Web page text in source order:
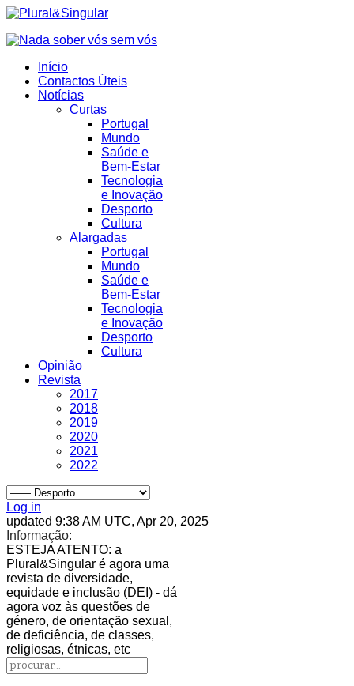
Início
Contactos Úteis
Notícias
Curtas
Portugal
Mundo
Saúde e
Bem-Estar
Tecnologia
e Inovação
Desporto
Cultura
Alargadas
Portugal
Mundo
Saúde e
Bem-Estar
Tecnologia
e Inovação
Desporto
Cultura
Opinião
Revista
2017
2018
2019
2020
2021
2022
Log in
updated 9:38 AM UTC, Apr 20, 2025
Informação:
ESTEJA ATENTO: a
Plural&Singular é agora uma
revista de diversidade,
equidade e inclusão (DEI) - dá
agora voz às questões de
género, de orientação sexual,
de deficiência, de classes,
religiosas, étnicas, etc